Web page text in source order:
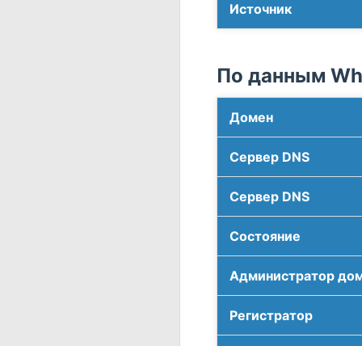
Источник
По данным
Домен
Сервер DNS
Сервер DNS
Соcтояние
Администратор
Регистратор